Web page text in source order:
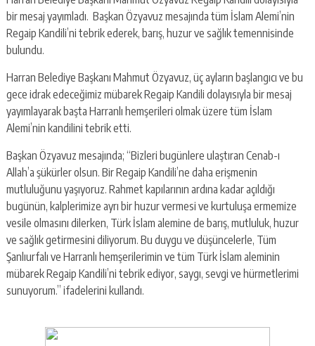
bir mesaj yayımladı. Başkan Özyavuz mesajında tüm İslam Alemi’nin
Regaip Kandili’ni tebrik ederek, barış, huzur ve sağlık temennisinde
bulundu.
Harran Belediye Başkanı Mahmut Özyavuz, üç ayların başlangıcı ve bu
gece idrak edeceğimiz mübarek Regaip Kandili dolayısıyla bir mesaj
yayımlayarak başta Harranlı hemşerileri olmak üzere tüm İslam
Alemi’nin kandilini tebrik etti.
Başkan Özyavuz mesajında; “Bizleri bugünlere ulaştıran Cenab-ı
Allah’a şükürler olsun. Bir Regaip Kandili’ne daha erişmenin
mutluluğunu yaşıyoruz. Rahmet kapılarının ardına kadar açıldığı
bugünün, kalplerimize ayrı bir huzur vermesi ve kurtuluşa ermemize
vesile olmasını dilerken, Türk İslam alemine de barış, mutluluk, huzur
ve sağlık getirmesini diliyorum. Bu duygu ve düşüncelerle, Tüm
Şanlıurfalı ve Harranlı hemşerilerimin ve tüm Türk İslam aleminin
mübarek Regaip Kandili’ni tebrik ediyor, saygı, sevgi ve hürmetlerimi
sunuyorum.” ifadelerini kullandı.